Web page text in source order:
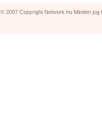
© 2007 Copyright Network.hu Minden jog